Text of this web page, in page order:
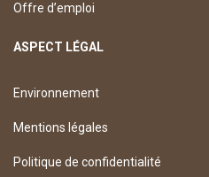
Offre d’emploi
ASPECT LÉGAL
Environnement
Mentions légales
Politique de confidentialité